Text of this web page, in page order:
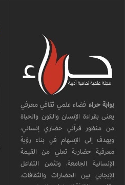
بوابة حراء فضاء علمي ثقافي معرفي
يعنى بقراءة الإنسان والكون والحياة
من منظور قرآني حضاري إنساني،
ويهدف إلى الإسهام في بناء رؤية
معرفية حضارية تعلي من القيمة
الإنسانية الجامعة، وتثمن التفاعل
الإيجابي بين الحضارات والثقافات،